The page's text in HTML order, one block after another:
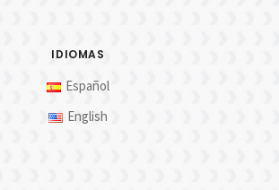
IDIOMAS
Español
English